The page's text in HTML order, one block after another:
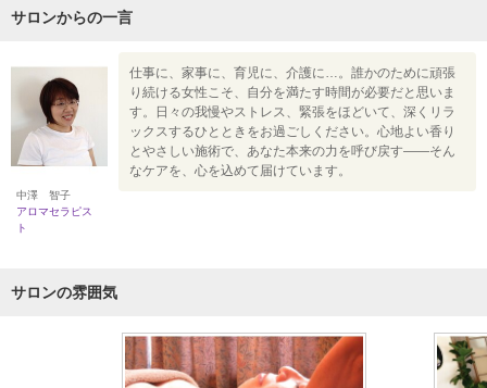
サロンからの一言
中澤 智子
アロマセラピス
ト
仕事に、家事に、育児に、介護に…。誰かのために頑張
り続ける女性こそ、自分を満たす時間が必要だと思いま
す。日々の我慢やストレス、緊張をほどいて、深くリラ
ックスするひとときをお過ごしください。心地よい香り
とやさしい施術で、あなた本来の力を呼び戻す――そん
なケアを、心を込めて届けています。
サロンの雰囲気